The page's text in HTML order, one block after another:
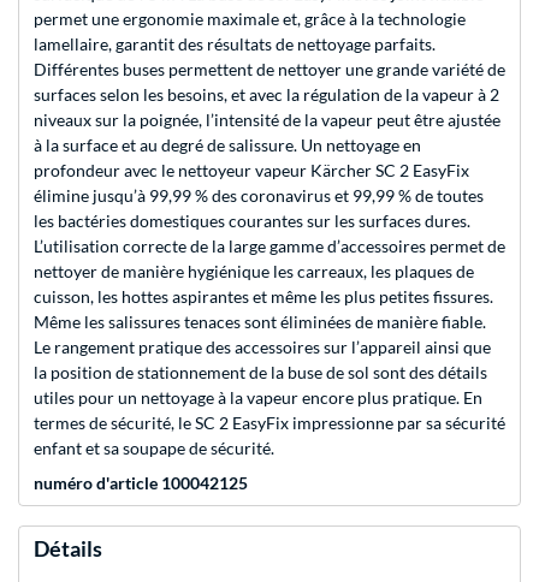
permet une ergonomie maximale et, grâce à la technologie
lamellaire, garantit des résultats de nettoyage parfaits.
Différentes buses permettent de nettoyer une grande variété de
surfaces selon les besoins, et avec la régulation de la vapeur à 2
niveaux sur la poignée, l’intensité de la vapeur peut être ajustée
à la surface et au degré de salissure. Un nettoyage en
profondeur avec le nettoyeur vapeur Kärcher SC 2 EasyFix
élimine jusqu’à 99,99 % des coronavirus et 99,99 % de toutes
les bactéries domestiques courantes sur les surfaces dures.
L’utilisation correcte de la large gamme d’accessoires permet de
nettoyer de manière hygiénique les carreaux, les plaques de
cuisson, les hottes aspirantes et même les plus petites fissures.
Même les salissures tenaces sont éliminées de manière fiable.
Le rangement pratique des accessoires sur l’appareil ainsi que
la position de stationnement de la buse de sol sont des détails
utiles pour un nettoyage à la vapeur encore plus pratique. En
termes de sécurité, le SC 2 EasyFix impressionne par sa sécurité
enfant et sa soupape de sécurité.
numéro d'article 100042125
Détails